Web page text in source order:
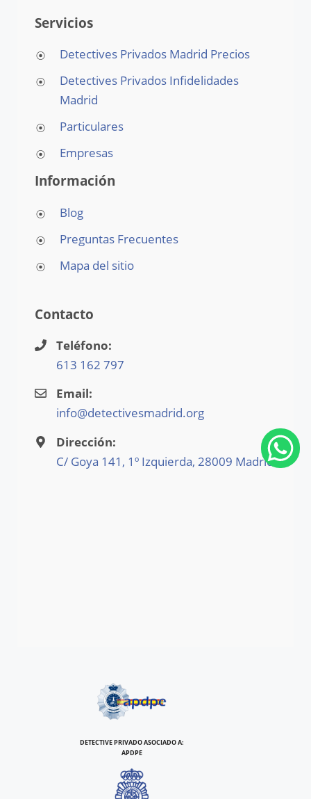
Servicios
Detectives Privados Madrid Precios
Detectives Privados Infidelidades
Madrid
Particulares
Empresas
Información
Blog
Preguntas Frecuentes
Mapa del sitio
Contacto
Teléfono:
613 162 797
Email:
info@detectivesmadrid.org
Dirección:
C/ Goya 141, 1º Izquierda, 28009 Madrid
DETECTIVE PRIVADO ASOCIADO A:
APDPE